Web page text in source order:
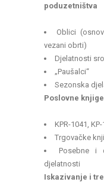
poduzetništva
Oblici
vezani obrti)
Djelatnosti
„Paušalci“
Sezonska
Poslovne
KPR-1041,
Trgovačke
Posebne i
djelatnosti
Iskazivanje i